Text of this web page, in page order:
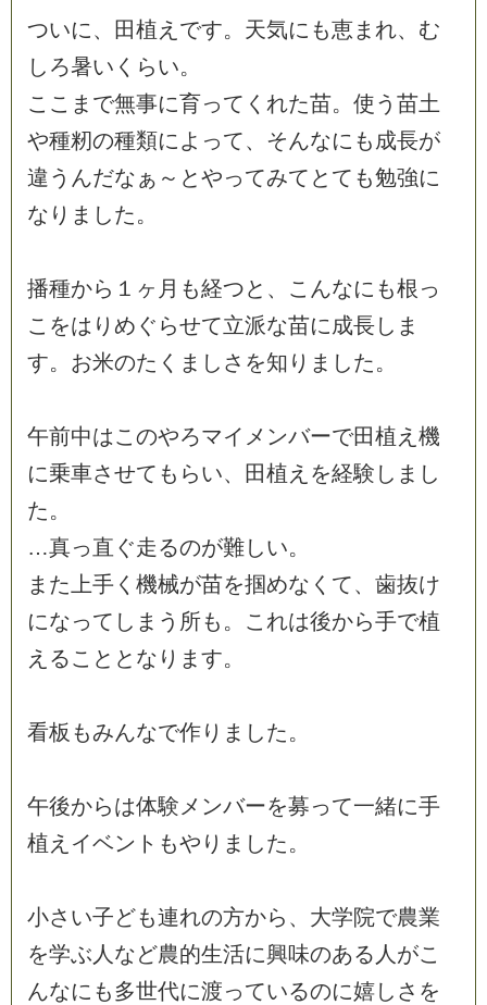
ついに、 田植え です。 天気に も恵ま れ、 む
し ろ暑い く らい。
こ こ ま で無事に育って く れた苗。 使う 苗土
や種籾の種類に よ って、 そんなに も 成長が
違う んだな ぁ ～ とやってみて と て も勉強に
な り ま した。
播種から １ ヶ 月 も経つと 、 こ んなに も根 っ
こ をは り め ぐ らせて立派な苗に成長し ま
す。 お米のた く ま し さ を知 り ま した。
午前中はこ のやろマイ メ ンバーで田植え 機
に乗車させて も らい、 田植え を経験 し ま し
た。
…真っ直 ぐ走るのが難しい。
ま た 上手 く 機械が苗を掴めな く て、 歯抜け
になって し ま う 所も 。 こ れは後から手で植
え るこ と と な り ま す。
看板 もみんなで作り ま した。
午後からは体験 メ ンバーを募って一緒に手
植え イベン ト もや り ま した。
小さ い子ども連れの方から 、 大学院で農業
を学ぶ 人 など農的生活に興味のある 人 がこ
んなに も多世代に渡っているのに嬉し さ を